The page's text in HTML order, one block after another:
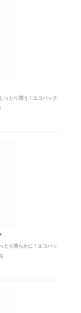
っとり潤う！エコパック
とり滑らかに！エコパッ
)